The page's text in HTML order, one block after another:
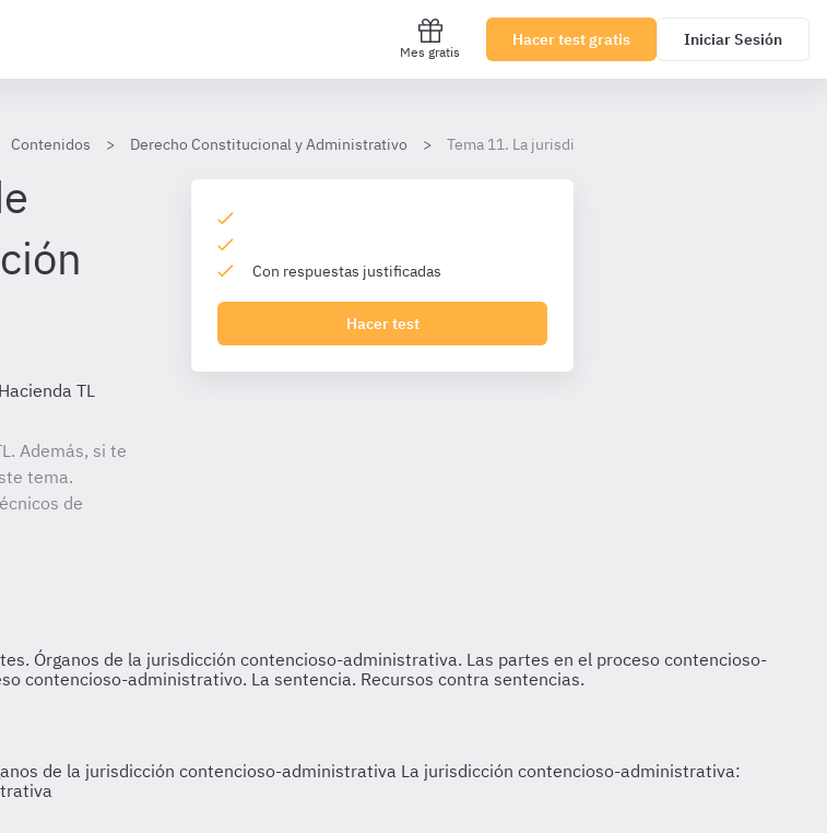
Mes gratis
Hacer test gratis Iniciar Sesión
Contenidos Derecho Constitucional y Administrativo Tema 11. La jurisdicción contencioso-administrativa
TL
Además, si te
tema.
de
Con respuestas justificadas
Hacer test
de la jurisdicción contencioso-administrativa La jurisdicción contencioso-administrativa: